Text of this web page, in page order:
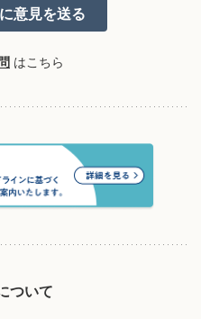
はこちら
ついて